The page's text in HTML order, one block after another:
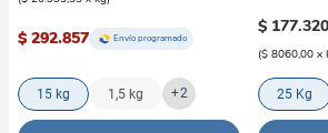
$ 292.857 Envío programado
15 kg 1,5 kg +2
$ 177.320
($ 8060,00 x
25 Kg